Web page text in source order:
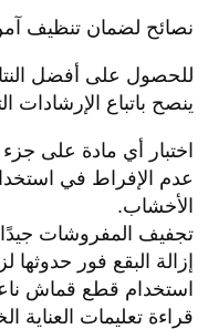
نصائح لضمان تنظيف
للحصول على أفضل
ينصح باتباع الإرشادات
اختبار أي مادة على
عدم الإفراط في
الأخشاب.
تجفيف المفروشات جيدًا
إزالة البقع فور
استخدام قطع قماش
قراءة تعليمات